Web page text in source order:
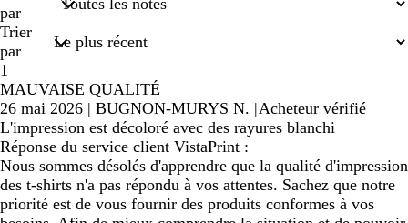
saisies
par
Trier
par
1
MAUVAISE QUALITÉ
26 mai 2026 | BUGNON-MURYS N. |Acheteur vérifié
L'impression est décoloré avec des rayures blanchi
Réponse du service client VistaPrint :
Nous sommes désolés d'apprendre que la qualité d'impression
des t-shirts n'a pas répondu à vos attentes. Sachez que notre
priorité est de vous fournir des produits conformes à vos